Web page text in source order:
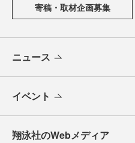
寄稿・取材企画募集
ニュース
イベント
翔泳社のWebメディア